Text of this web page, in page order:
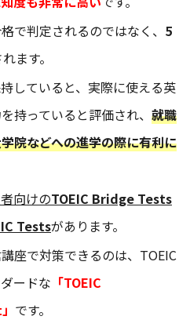
で判定されるのではなく、 5
ます。
していると、実際に使える英
持っていると評価され、 就職
院などへの進学の際に有利に
向けのTOEIC Bridge Tests
Testsがあります。
座で対策できるのは、TOEIC
ードな 「TOEIC
です。